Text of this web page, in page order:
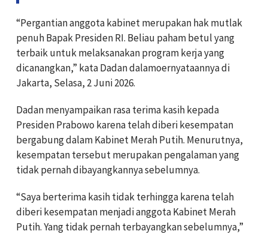
“Pergantian anggota kabinet merupakan hak mutlak
penuh Bapak Presiden RI. Beliau paham betul yang
terbaik untuk melaksanakan program kerja yang
dicanangkan,” kata Dadan dalamoernyataannya di
Jakarta, Selasa, 2 Juni 2026.
Dadan menyampaikan rasa terima kasih kepada
Presiden Prabowo karena telah diberi kesempatan
bergabung dalam Kabinet Merah Putih. Menurutnya,
kesempatan tersebut merupakan pengalaman yang
tidak pernah dibayangkannya sebelumnya.
“Saya berterima kasih tidak terhingga karena telah
diberi kesempatan menjadi anggota Kabinet Merah
Putih. Yang tidak pernah terbayangkan sebelumnya,”